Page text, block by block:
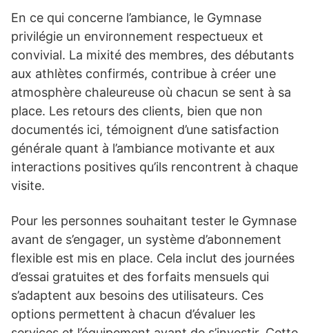
En ce qui concerne l’ambiance, le Gymnase
privilégie un environnement respectueux et
convivial. La mixité des membres, des débutants
aux athlètes confirmés, contribue à créer une
atmosphère chaleureuse où chacun se sent à sa
place. Les retours des clients, bien que non
documentés ici, témoignent d’une satisfaction
générale quant à l’ambiance motivante et aux
interactions positives qu’ils rencontrent à chaque
visite.
Pour les personnes souhaitant tester le Gymnase
avant de s’engager, un système d’abonnement
flexible est mis en place. Cela inclut des journées
d’essai gratuites et des forfaits mensuels qui
s’adaptent aux besoins des utilisateurs. Ces
options permettent à chacun d’évaluer les